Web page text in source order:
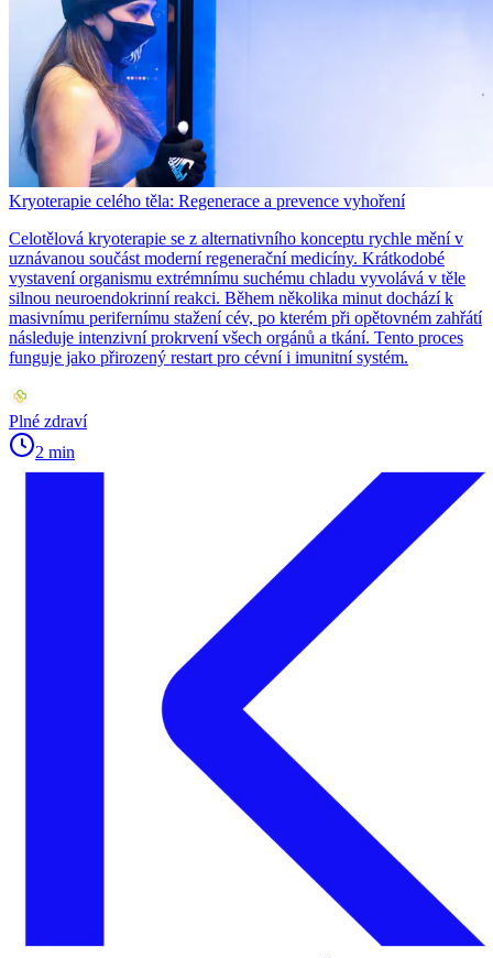
Kryoterapie celého těla: Regenerace a prevence vyhoření
Celotělová kryoterapie se z alternativního konceptu rychle mění v
uznávanou součást moderní regenerační medicíny. Krátkodobé
vystavení organismu extrémnímu suchému chladu vyvolává v těle
silnou neuroendokrinní reakci. Během několika minut dochází k
masivnímu perifernímu stažení cév, po kterém při opětovném zahřátí
následuje intenzivní prokrvení všech orgánů a tkání. Tento proces
funguje jako přirozený restart pro cévní i imunitní systém.
Plné zdraví
2 min